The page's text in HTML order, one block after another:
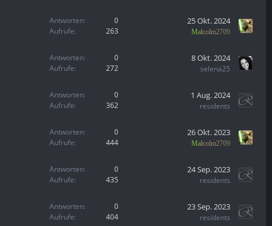
Antworten
0
Aufrufe
263
25 Okt. 2024
Malcolm2709
Antworten
0
Aufrufe
272
8 Okt. 2024
selena25
Antworten
0
Aufrufe
362
1 Aug. 2024
residents
Antworten
0
Aufrufe
444
26 Okt. 2023
Malcolm2709
Antworten
0
Aufrufe
435
24 Sep. 2023
residents
Antworten
0
Aufrufe
404
23 Sep. 2023
residents